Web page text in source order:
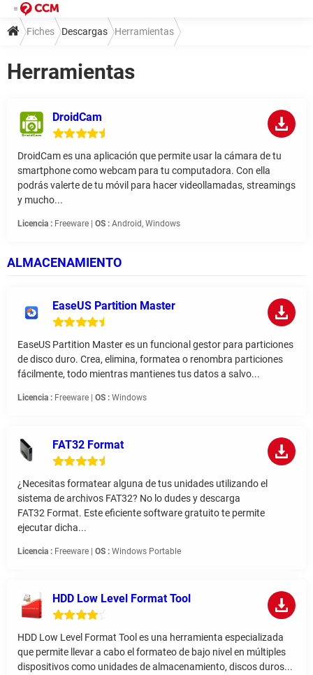
Fiches Descargas Herramientas
Herramientas
DroidCam
DroidCam es una aplicación que permite usar la cámara de tu
smartphone como webcam para tu computadora. Con ella
podrás valerte de tu móvil para hacer videollamadas, streamings
y mucho...
Licencia : Freeware | OS : Android, Windows
ALMACENAMIENTO
EaseUS Partition Master
EaseUS Partition Master es un funcional gestor para particiones
de disco duro. Crea, elimina, formatea o renombra particiones
fácilmente, todo mientras mantienes tus datos a salvo...
Licencia : Freeware | OS : Windows
FAT32 Format
¿Necesitas formatear alguna de tus unidades utilizando el
sistema de archivos FAT32? No lo dudes y descarga
FAT32 Format. Este eficiente software gratuito te permite
ejecutar dicha...
Licencia : Freeware | OS : Windows Portable
HDD Low Level Format Tool
HDD Low Level Format Tool es una herramienta especializada
que permite llevar a cabo el formateo de bajo nivel en múltiples
dispositivos como unidades de almacenamiento, discos duros...